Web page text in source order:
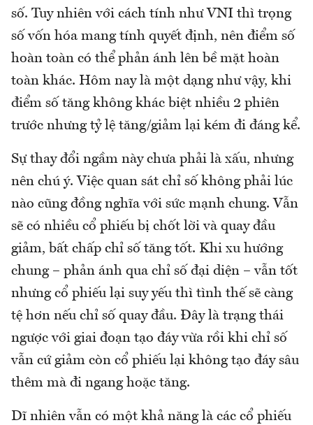
số. Tuy nhiên với cách tính như VNI thì trọng
số vốn hóa mang tính quyết định, nên điểm số
hoàn toàn có thể phản ánh lên bề mặt hoàn
toàn khác. Hôm nay là một dạng như vậy, khi
điểm số tăng không khác biệt nhiều 2 phiên
trước nhưng tỷ lệ tăng/giảm lại kém đi đáng kể.
Sự thay đổi ngầm này chưa phải là xấu, nhưng
nên chú ý. Việc quan sát chỉ số không phải lúc
nào cũng đồng nghĩa với sức mạnh chung. Vẫn
sẽ có nhiều cổ phiếu bị chốt lời và quay đầu
giảm, bất chấp chỉ số tăng tốt. Khi xu hướng
chung – phản ánh qua chỉ số đại diện – vẫn tốt
nhưng cổ phiếu lại suy yếu thì tình thế sẽ càng
tệ hơn nếu chỉ số quay đầu. Đây là trạng thái
ngược với giai đoạn tạo đáy vừa rồi khi chỉ số
vẫn cứ giảm còn cổ phiếu lại không tạo đáy sâu
thêm mà đi ngang hoặc tăng.
Dĩ nhiên vẫn có một khả năng là các cổ phiếu